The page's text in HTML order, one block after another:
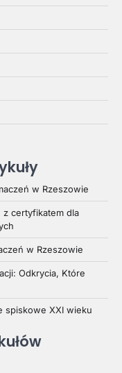
w Rzeszowie
z certyfikatem dla
w Rzeszowie
Odkrycia, Które
spiskowe XXI wieku